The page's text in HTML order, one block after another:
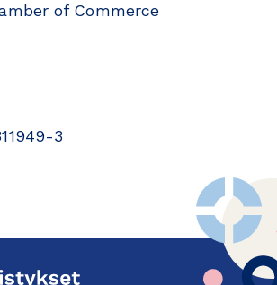
of Commerce
3